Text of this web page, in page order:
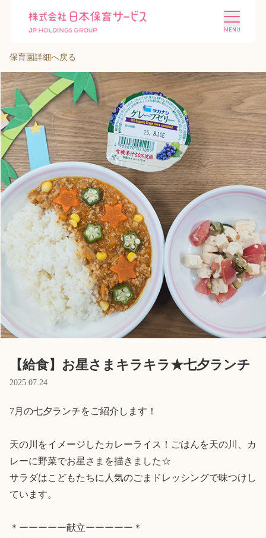
施設を探す 選ばれる理由
会社概要 ニュース
投資家情報 採用情報
English
利用者の声
プライバシーポリシー
保育園詳細へ戻る
【給食】お星さまキラキラ★七夕ランチ
2025.07.24
7月の七夕ランチをご紹介します！
天の川をイメージしたカレーライス！ごはんを天の川、カ
レーに野菜でお星さまを描きました☆
サラダはこどもたちに人気のごまドレッシングで味つけし
ています。
＊ーーーーー献立ーーーーー＊